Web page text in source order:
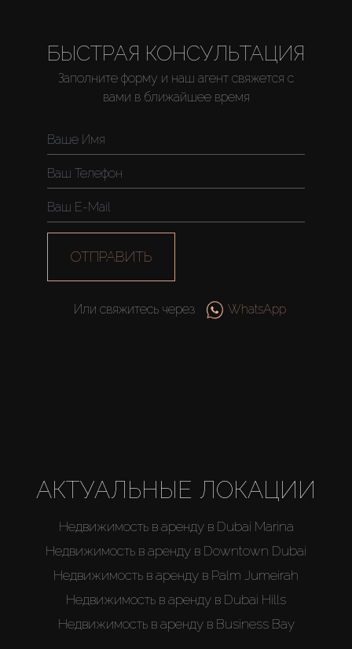
БЫСТРАЯ КОНСУЛЬТАЦИЯ
Заполните форму и наш агент свяжется с
вами в ближайшее время
ОТПРАВИТЬ
Или свяжитесь через WhatsApp
АКТУАЛЬНЫЕ ЛОКАЦИИ
Недвижимость в аренду в Dubai Marina
Недвижимость в аренду в Downtown Dubai
Недвижимость в аренду в Palm Jumeirah
Недвижимость в аренду в Dubai Hills
Недвижимость в аренду в Business Bay